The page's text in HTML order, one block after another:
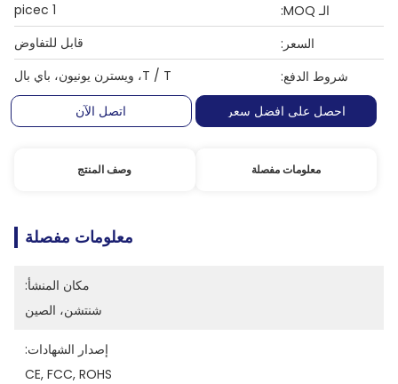
الـ MOQ:
1 picec
السعر:
قابل للتفاوض
شروط الدفع:
T / T، ويسترن يونيون، باي بال
احصل على افضل سعر
اتصل الآن
معلومات مفصلة وصف المنتج
معلومات مفصلة
مكان المنشأ:
شنتشن، الصين
إصدار الشهادات:
CE, FCC, ROHS